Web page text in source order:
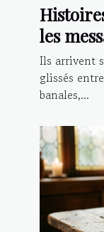
les
contact
Ils arrivent
glissés
banales,...